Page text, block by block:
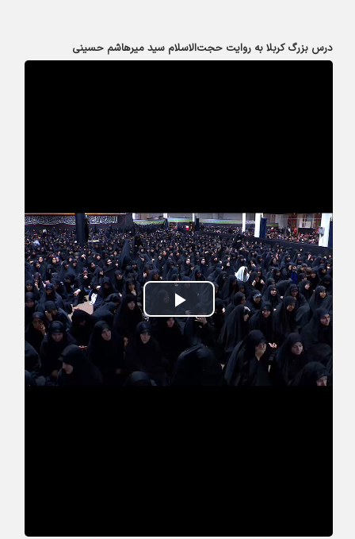
درس بزرگ کربلا به روایت حجت‌الاسلام سید میرهاشم حسینی
Play
Video